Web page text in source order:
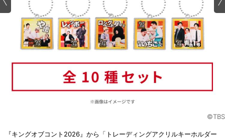
©TBS
『キングオブコント2026』から「トレーディングアクリルキーホルダー